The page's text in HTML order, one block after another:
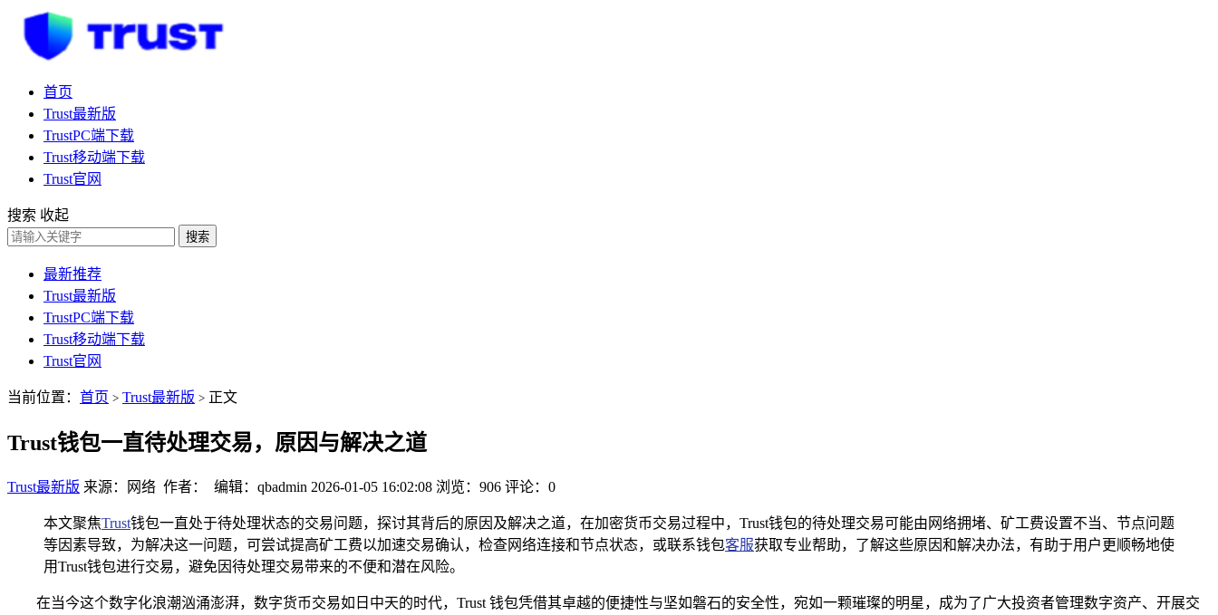
首页
Trust最新版
TrustPC端下载
Trust移动端下载
Trust官网
搜索 收起
搜索
最新推荐
Trust最新版
TrustPC端下载
Trust移动端下载
Trust官网
当前位置： 首页 > Trust最新版 > 正文
Trust钱包一直待处理交易，原因与解决之道
Trust最新版 来源：网络 作者： 编辑：qbadmin 2026-01-05 16:02:08 浏览：906 评论：0
本文聚焦Trust钱包一直处于待处理状态的交易问题，探讨其背后的原因及解决之道，在加密货币交易过程中，Trust钱包的待处理交易可能由网络拥堵、矿工费设置不当、节点问题
等因素导致，为解决这一问题，可尝试提高矿工费以加速交易确认，检查网络连接和节点状态，或联系钱包客服获取专业帮助，了解这些原因和解决办法，有助于用户更顺畅地使
用Trust钱包进行交易，避免因待处理交易带来的不便和潜在风险。
在当今这个数字化浪潮汹涌澎湃，数字货币交易如日中天的时代，Trust 钱包凭借其卓越的便捷性与坚如磐石的安全性，宛如一颗璀璨的明星，成为了广大投资者管理数字资产、开展交